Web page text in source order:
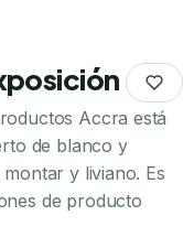
Accra está
de blanco y
y liviano. Es
de producto